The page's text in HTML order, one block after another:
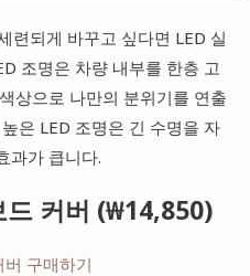
련되게 바꾸고 싶다면 LED 실
조명은 차량 내부를 한층 고
상으로 나만의 분위기를 연출
은 LED 조명은 긴 수명을 자
과가 큽니다.
드 커버 (₩14,850)
구매하기